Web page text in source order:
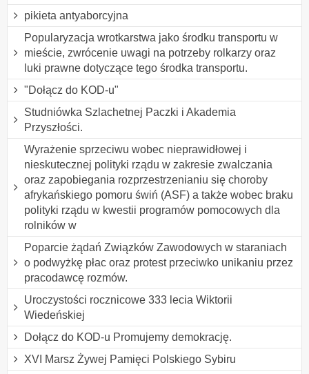
pikieta antyaborcyjna
Popularyzacja wrotkarstwa jako środku transportu w
mieście, zwrócenie uwagi na potrzeby rolkarzy oraz
luki prawne dotyczące tego środka transportu.
"Dołącz do KOD-u"
Studniówka Szlachetnej Paczki i Akademia
Przyszłości.
Wyrażenie sprzeciwu wobec nieprawidłowej i
nieskutecznej polityki rządu w zakresie zwalczania
oraz zapobiegania rozprzestrzenianiu się choroby
afrykańskiego pomoru świń (ASF) a także wobec braku
polityki rządu w kwestii programów pomocowych dla
rolników w
Poparcie żądań Związków Zawodowych w staraniach
o podwyżkę płac oraz protest przeciwko unikaniu przez
pracodawcę rozmów.
Uroczystości rocznicowe 333 lecia Wiktorii
Wiedeńskiej
Dołącz do KOD-u Promujemy demokrację.
XVI Marsz Żywej Pamięci Polskiego Sybiru